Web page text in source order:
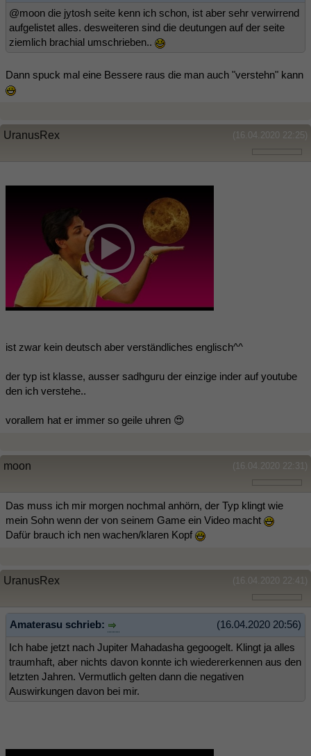
@moon die jytosh seite kenn ich schon, ist aber sehr verwirrend
aufgelistet alles. desweiteren sind die deutungen auf der seite
ziemlich brachial umschrieben..
Dann spuck mal eine Bessere raus die man auch "verstehn" kann
(16.04.2020 22:25)
UranusRex
ist zwar kein deutsch aber verständliches englisch^^
der typ ist klasse, ausser sadhguru der einzige inder auf youtube
den ich verstehe..
vorallem hat er immer so geile uhren 😍
(16.04.2020 22:31)
moon
Das muss ich mir morgen nochmal anhörn, der Typ klingt wie
mein Sohn wenn der von seinem Game ein Video macht
Dafür brauch ich nen wachen/klaren Kopf
(16.04.2020 22:41)
UranusRex
(16.04.2020 20:56)
Amaterasu schrieb:
Ich habe jetzt nach Jupiter Mahadasha gegoogelt. Klingt ja alles
traumhaft, aber nichts davon konnte ich wiedererkennen aus den
letzten Jahren. Vermutlich gelten dann die negativen
Auswirkungen davon bei mir.